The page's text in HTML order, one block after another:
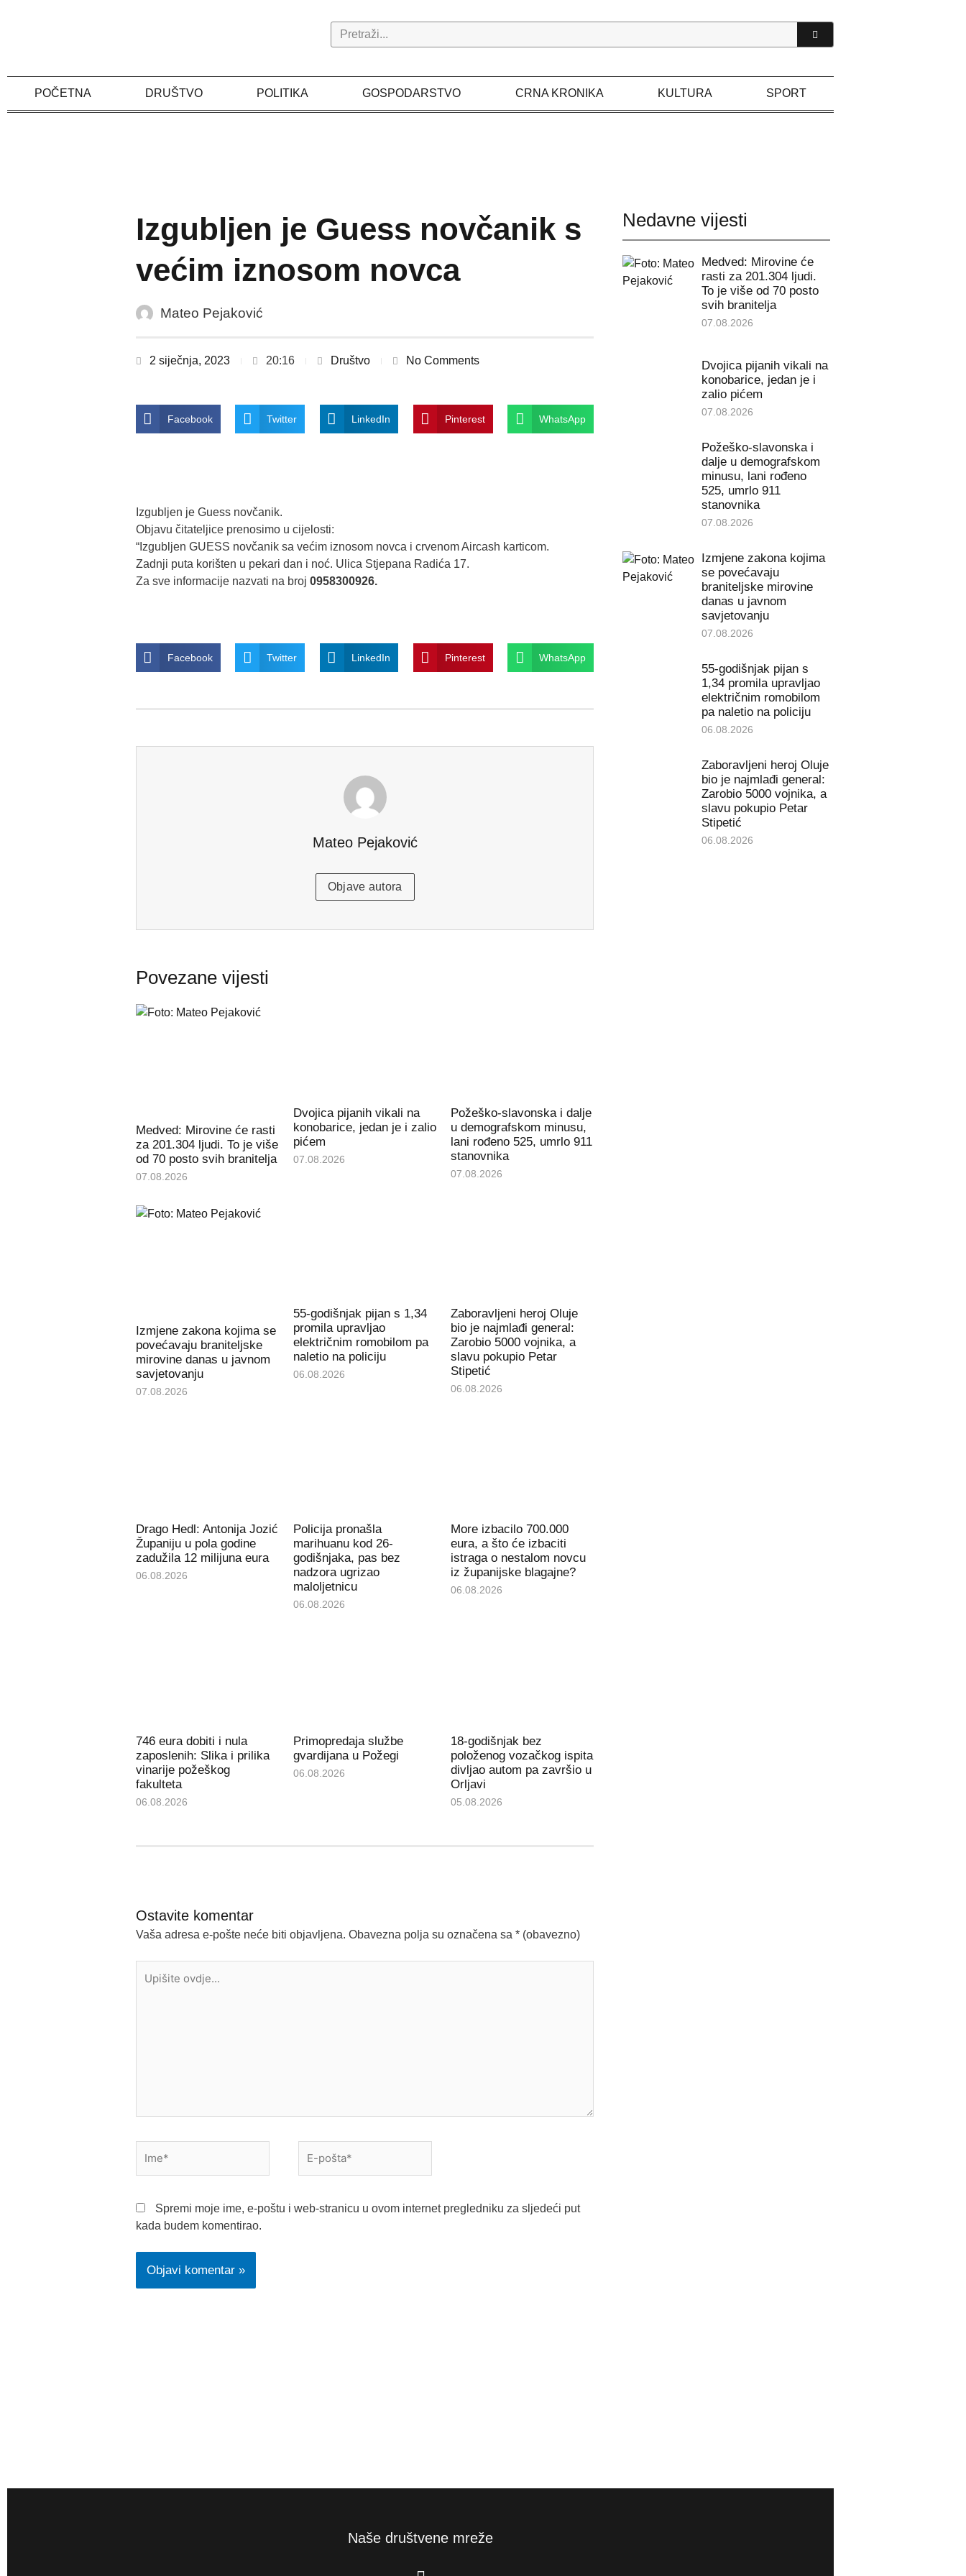
Search
POČETNA DRUŠTVO POLITIKA GOSPODARSTVO CRNA KRONIKA KULTURA SPORT
Izgubljen je Guess novčanik s
većim iznosom novca
Mateo Pejaković
2 siječnja, 2023 20:16 Društvo No Comments
Facebook Twitter LinkedIn Pinterest WhatsApp
Izgubljen je Guess novčanik.
Objavu čitateljice prenosimo u cijelosti:
“Izgubljen GUESS novčanik sa većim iznosom novca i crvenom Aircash karticom.
Zadnji puta korišten u pekari dan i noć. Ulica Stjepana Radića 17.
Za sve informacije nazvati na broj 0958300926.
Facebook Twitter LinkedIn Pinterest WhatsApp
Mateo Pejaković
Objave autora
Povezane vijesti
Medved: Mirovine će rasti
za 201.304 ljudi. To je više
od 70 posto svih branitelja
07.08.2026
Dvojica pijanih vikali na
konobarice, jedan je i zalio
pićem
07.08.2026
Požeško-slavonska i dalje
u demografskom minusu,
lani rođeno 525, umrlo 911
stanovnika
07.08.2026
Izmjene zakona kojima se
povećavaju braniteljske
mirovine danas u javnom
savjetovanju
07.08.2026
55-godišnjak pijan s 1,34
promila upravljao
električnim romobilom pa
naletio na policiju
06.08.2026
Zaboravljeni heroj Oluje
bio je najmlađi general:
Zarobio 5000 vojnika, a
slavu pokupio Petar
Stipetić
06.08.2026
Drago Hedl: Antonija Jozić
Županiju u pola godine
zadužila 12 milijuna eura
06.08.2026
Policija pronašla
marihuanu kod 26-
godišnjaka, pas bez
nadzora ugrizao
maloljetnicu
06.08.2026
More izbacilo 700.000
eura, a što će izbaciti
istraga o nestalom novcu
iz županijske blagajne?
06.08.2026
746 eura dobiti i nula
zaposlenih: Slika i prilika
vinarije požeškog
fakulteta
06.08.2026
Primopredaja službe
gvardijana u Požegi
06.08.2026
18-godišnjak bez
položenog vozačkog ispita
divljao autom pa završio u
Orljavi
05.08.2026
Ostavite komentar
Vaša adresa e-pošte neće biti objavljena. Obavezna polja su označena sa * (obavezno)
ovdje...
pošta*
Spremi moje ime, e-poštu i web-stranicu u ovom internet pregledniku za sljedeći put
kada budem komentirao.
Nedavne vijesti
Medved: Mirovine će
rasti za 201.304 ljudi.
To je više od 70 posto
svih branitelja
07.08.2026
Dvojica pijanih vikali na
konobarice, jedan je i
zalio pićem
07.08.2026
Požeško-slavonska i
dalje u demografskom
minusu, lani rođeno
525, umrlo 911
stanovnika
07.08.2026
Izmjene zakona kojima
se povećavaju
braniteljske mirovine
danas u javnom
savjetovanju
07.08.2026
55-godišnjak pijan s
1,34 promila upravljao
električnim romobilom
pa naletio na policiju
06.08.2026
Zaboravljeni heroj Oluje
bio je najmlađi general:
Zarobio 5000 vojnika, a
slavu pokupio Petar
Stipetić
06.08.2026
Naše društvene mreže
F